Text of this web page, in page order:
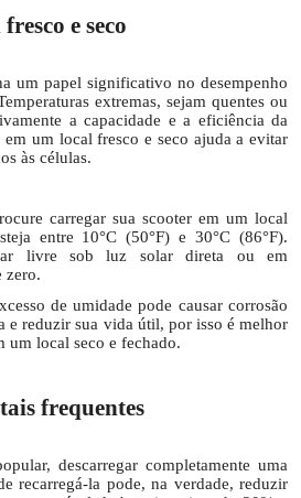
e seco
um papel significativo no desempenho
extremas, sejam quentes ou
a capacidade e a eficiência da
em um local fresco e seco ajuda a evitar
às células.
carregar sua scooter em um local
entre 10°C (50°F) e 30°C (86°F).
ar livre sob luz solar direta ou em
zero.
de umidade pode causar corrosão
e reduzir sua vida útil, por isso é melhor
um local seco e fechado.
frequentes
descarregar completamente uma
recarregá-la pode, na verdade, reduzir